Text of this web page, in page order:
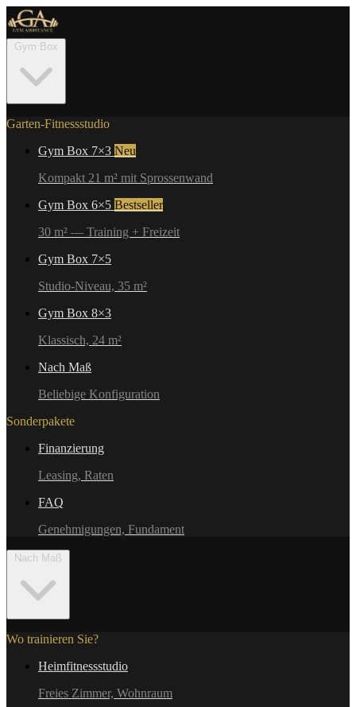
Garten-Fitnessstudio
Gym Box 7×3 Neu
Kompakt 21 m² mit Sprossenwand
Gym Box 6×5 Bestseller
30 m² — Training + Freizeit
Gym Box 7×5
Studio-Niveau, 35 m²
Gym Box 8×3
Klassisch, 24 m²
Nach Maß
Beliebige Konfiguration
Sonderpakete
Finanzierung
Leasing, Raten
FAQ
Genehmigungen, Fundament
Wo trainieren Sie?
Heimfitnessstudio
Freies Zimmer, Wohnraum